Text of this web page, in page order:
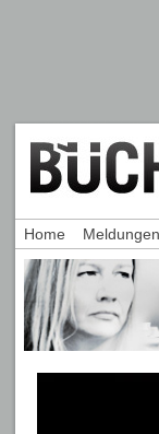
Home Meldungen